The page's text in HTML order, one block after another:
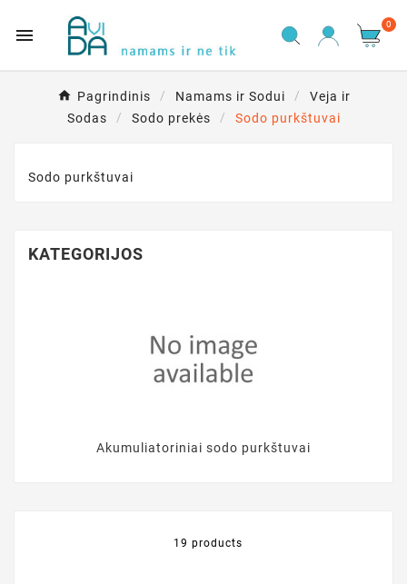

0
Pagrindinis Namams ir Sodui
Veja ir
Sodas
Sodo prekės Sodo purkštuvai
Sodo purkštuvai
KATEGORIJOS
Akumuliatoriniai sodo purkštuvai
19 products